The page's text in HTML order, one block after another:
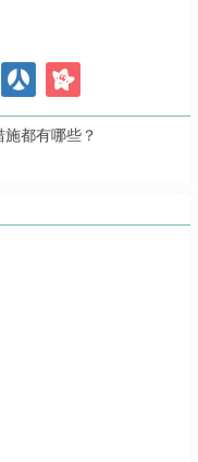
都有哪些？